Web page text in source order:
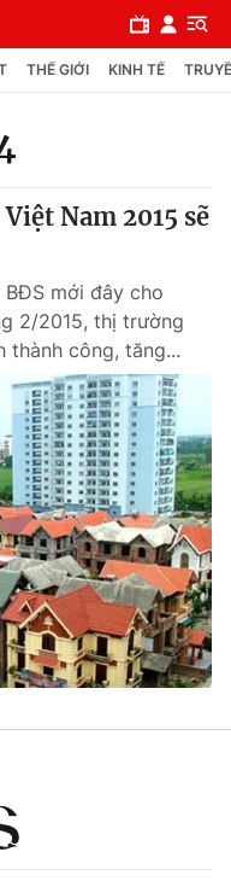
THẾ GIỚI KINH TẾ
Nam 2015 sẽ
mới đây cho
2/2015, thị trường
thành công, tăng...